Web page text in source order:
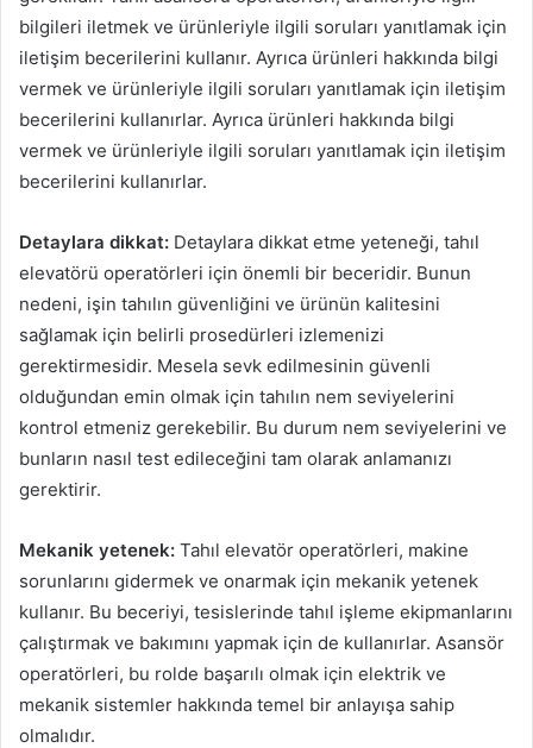
bilgileri iletmek ve ürünleriyle ilgili soruları yanıtlamak için
iletişim becerilerini kullanır. Ayrıca ürünleri hakkında bilgi
vermek ve ürünleriyle ilgili soruları yanıtlamak için iletişim
becerilerini kullanırlar. Ayrıca ürünleri hakkında bilgi
vermek ve ürünleriyle ilgili soruları yanıtlamak için iletişim
becerilerini kullanırlar.
Detaylara dikkat: Detaylara dikkat etme yeteneği, tahıl
elevatörü operatörleri için önemli bir beceridir. Bunun
nedeni, işin tahılın güvenliğini ve ürünün kalitesini
sağlamak için belirli prosedürleri izlemenizi
gerektirmesidir. Mesela sevk edilmesinin güvenli
olduğundan emin olmak için tahılın nem seviyelerini
kontrol etmeniz gerekebilir. Bu durum nem seviyelerini ve
bunların nasıl test edileceğini tam olarak anlamanızı
gerektirir.
Mekanik yetenek: Tahıl elevatör operatörleri, makine
sorunlarını gidermek ve onarmak için mekanik yetenek
kullanır. Bu beceriyi, tesislerinde tahıl işleme ekipmanlarını
çalıştırmak ve bakımını yapmak için de kullanırlar. Asansör
operatörleri, bu rolde başarılı olmak için elektrik ve
mekanik sistemler hakkında temel bir anlayışa sahip
olmalıdır.